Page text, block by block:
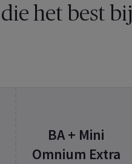
het best bij
BA + Mini
Omnium Extra